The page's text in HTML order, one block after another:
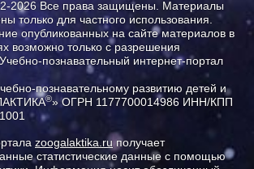
2026 Все права защищены. Материалы
только для частного использования.
опубликованных на сайте материалов в
возможно только с разрешения
познавательный интернет-портал
познавательному развитию детей и
®» ОГРН 1177700014986 ИНН/КПП
zoogalaktika.ruполучает
статистические данные с помощью